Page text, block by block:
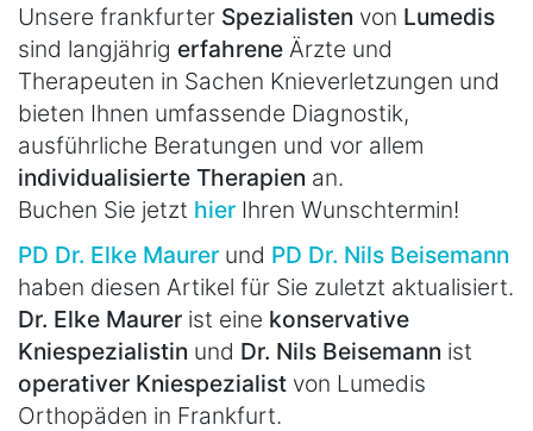
Unsere frankfurter Spezialisten von Lumedis
sind langjährig erfahrene Ärzte und
Therapeuten in Sachen Knieverletzungen und
bieten Ihnen umfassende Diagnostik,
ausführliche Beratungen und vor allem
individualisierte Therapien an.
Buchen Sie jetzt hier Ihren Wunschtermin!
PD Dr. Elke Maurer und PD Dr. Nils Beisemann
haben diesen Artikel für Sie zuletzt aktualisiert.
Dr. Elke Maurer ist eine konservative
Kniespezialistin und Dr. Nils Beisemann ist
operativer Kniespezialist von Lumedis
Orthopäden in Frankfurt.